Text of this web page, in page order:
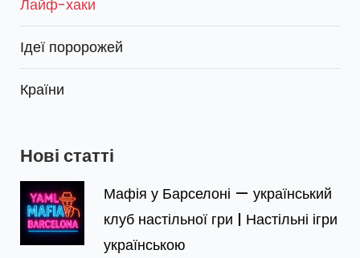
Лайф-хаки
Ідеї поророжей
Країни
Нові статті
Мафія у Барселоні — український
клуб настільної гри | Настільні ігри
українською